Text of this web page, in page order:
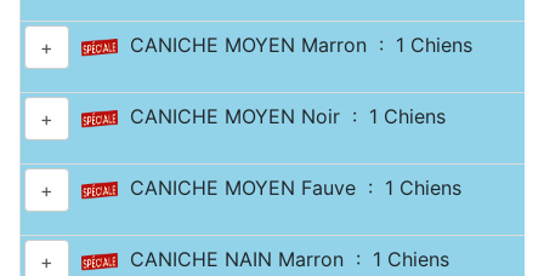
+ CANICHE MOYEN Marron : 1 Chiens
+ CANICHE MOYEN Noir : 1 Chiens
+ CANICHE MOYEN Fauve : 1 Chiens
+ CANICHE NAIN Marron : 1 Chiens